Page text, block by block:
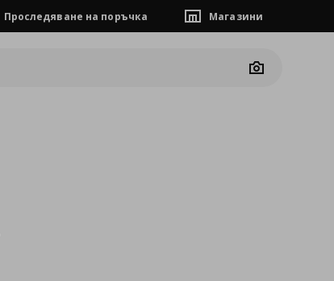
Проследяване на поръчка Магазини
Camera